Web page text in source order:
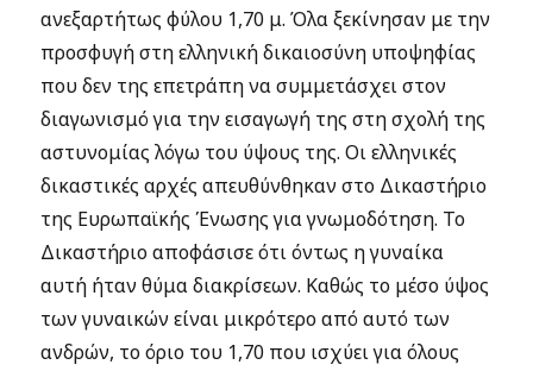
ανεξαρτήτως φύλου 1,70 μ. Όλα ξεκίνησαν με την
προσφυγή στη ελληνική δικαιοσύνη υποψηφίας
που δεν της επετράπη να συμμετάσχει στον
διαγωνισμό για την εισαγωγή της στη σχολή της
αστυνομίας λόγω του ύψους της. Οι ελληνικές
δικαστικές αρχές απευθύνθηκαν στο Δικαστήριο
της Ευρωπαϊκής Ένωσης για γνωμοδότηση. Το
Δικαστήριο αποφάσισε ότι όντως η γυναίκα
αυτή ήταν θύμα διακρίσεων. Καθώς το μέσο ύψος
των γυναικών είναι μικρότερο από αυτό των
ανδρών, το όριο του 1,70 που ισχύει για όλους